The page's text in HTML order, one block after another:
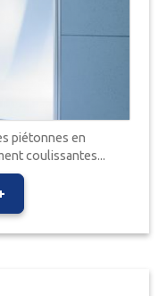
piétonnes en
coulissantes...